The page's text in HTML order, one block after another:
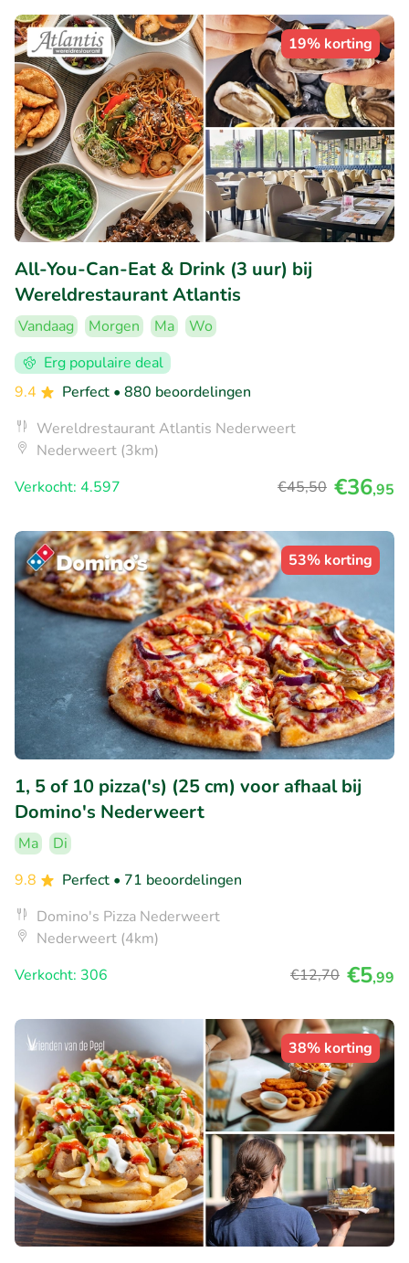
19% korting
All-You-Can-Eat & Drink (3 uur) bij
Wereldrestaurant Atlantis
Vandaag Morgen Ma
Wo
Erg populaire deal
9.4
Perfect • 880 beoordelingen
Wereldrestaurant Atlantis Nederweert
Nederweert (3km)
Verkocht: 4.597
€45,50 €36,95
53% korting
1, 5 of 10 pizza('s) (25 cm) voor afhaal bij
Domino's Nederweert
Ma
Di
9.8
Perfect • 71 beoordelingen
Domino's Pizza Nederweert
Nederweert (4km)
Verkocht: 306
€12,70 €5,99
38% korting